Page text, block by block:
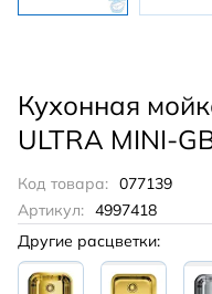
Кухонная
ULTRA MINI-
Код товара: 077139
Артикул: 4997418
Другие расцветки: